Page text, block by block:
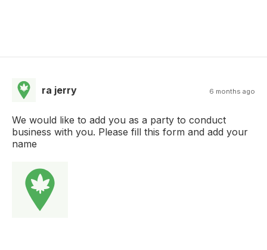
ra jerry 6 months ago
We would like to add you as a party to conduct
business with you. Please fill this form and add your
name